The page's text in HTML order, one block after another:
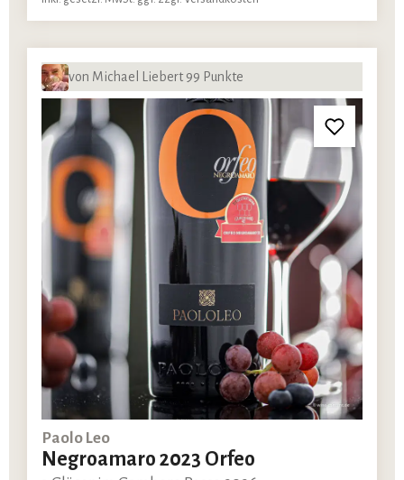
von Michael Liebert 99 Punkte
Paolo Leo
Negroamaro 2023 Orfeo